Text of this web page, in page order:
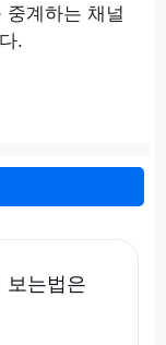
중계하는 채널
.
보는법은